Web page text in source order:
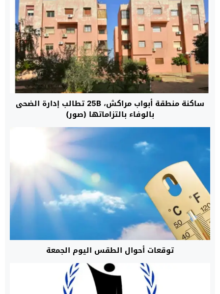
ساكنة منطقة أبواب مراكش، 25B تطالب إدارة الضحى
بالوفاء بالتزاماتها (صور)
توقعات أحوال الطقس اليوم الجمعة